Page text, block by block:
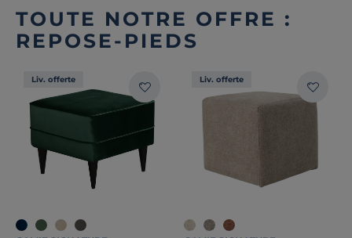
TOUTE NOTRE OFFRE :
REPOSE-PIEDS
Liv. offerte Liv. offerte